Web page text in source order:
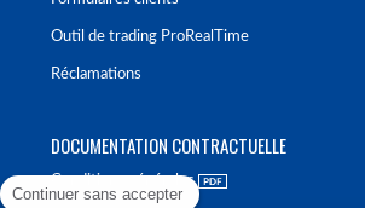
Outil de trading ProRealTime
Réclamations
DOCUMENTATION CONTRACTUELLE
Conditions générales
Continuer sans accepter